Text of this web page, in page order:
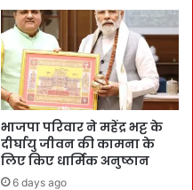
भाजपा परिवार ने महेंद्र भट्ट के
दीर्घायु जीवन की कामना के
लिए किए धार्मिक अनुष्ठान
6 days ago